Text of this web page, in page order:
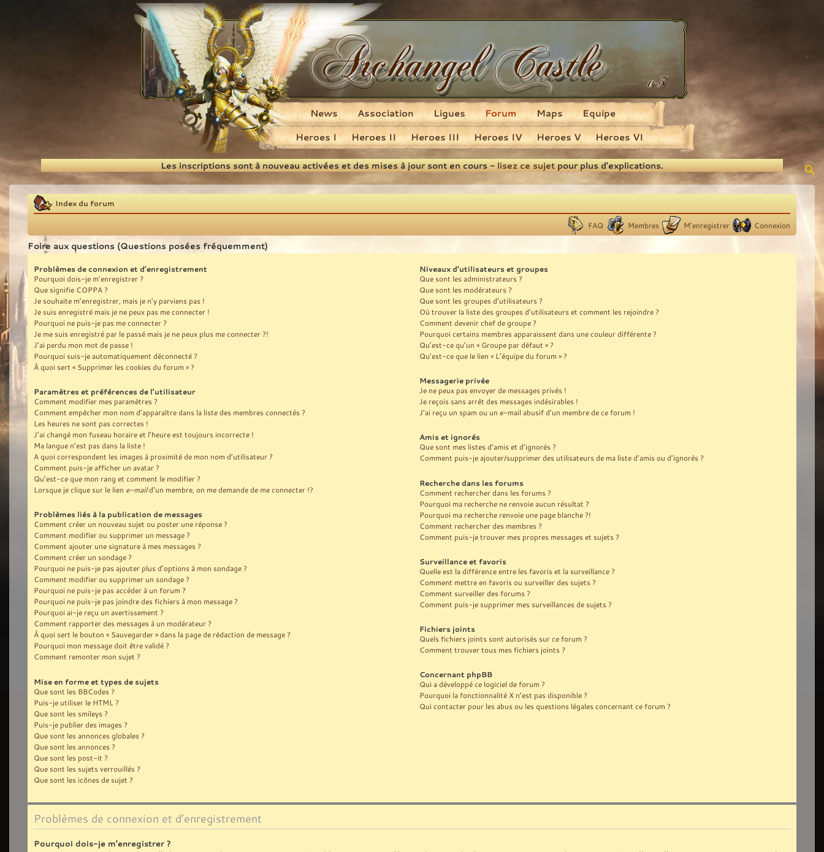
Recherche
Heroes I Heroes II Heroes III Heroes IV Heroes V Heroes VI
News Association Ligues Forum Maps Equipe
Les inscriptions sont à nouveau activées et des mises à jour sont en cours -lisez ce sujetpour plus d'explications.
Index du forum
FAQ Membres M’enregistrer Connexion
Foire aux questions (Questions posées fréquemment)
Problèmes de connexion et d’enregistrement
Pourquoi dois-je m’enregistrer ?
Que signifie COPPA ?
Je souhaite m’enregistrer, mais je n’y parviens pas !
Je suis enregistré mais je ne peux pas me connecter !
Pourquoi ne puis-je pas me connecter ?
Je me suis enregistré par le passé mais je ne peux plus me connecter ?!
J’ai perdu mon mot de passe !
Pourquoi suis-je automatiquement déconnecté ?
À quoi sert « Supprimer les cookies du forum » ?
Paramètres et préférences de l’utilisateur
Comment modifier mes paramètres ?
Comment empêcher mon nom d’apparaître dans la liste des membres connectés ?
Les heures ne sont pas correctes !
J’ai changé mon fuseau horaire et l’heure est toujours incorrecte !
Ma langue n’est pas dans la liste !
A quoi correspondent les images à proximité de mon nom d’utilisateur ?
Comment puis-je afficher un avatar ?
Qu’est-ce que mon rang et comment le modifier ?
Lorsque je clique sur le lien e-maild’un membre, on me demande de me connecter !?
Problèmes liés à la publication de messages
Comment créer un nouveau sujet ou poster une réponse ?
Comment modifier ou supprimer un message ?
Comment ajouter une signature à mes messages ?
Comment créer un sondage ?
Pourquoi ne puis-je pas ajouter plus d’options à mon sondage ?
Comment modifier ou supprimer un sondage ?
Pourquoi ne puis-je pas accéder à un forum ?
Pourquoi ne puis-je pas joindre des fichiers à mon message ?
Pourquoi ai-je reçu un avertissement ?
Comment rapporter des messages à un modérateur ?
À quoi sert le bouton « Sauvegarder » dans la page de rédaction de message ?
Pourquoi mon message doit être validé ?
Comment remonter mon sujet ?
Mise en forme et types de sujets
Que sont les BBCodes ?
Puis-je utiliser le HTML ?
Que sont les smileys ?
Puis-je publier des images ?
Que sont les annonces globales ?
Que sont les annonces ?
Que sont les post-it ?
Que sont les sujets verrouillés ?
Que sont les icônes de sujet ?
Niveaux d’utilisateurs et groupes
Que sont les administrateurs ?
Que sont les modérateurs ?
Que sont les groupes d’utilisateurs ?
Où trouver la liste des groupes d’utilisateurs et comment les rejoindre ?
Comment devenir chef de groupe ?
Pourquoi certains membres apparaissent dans une couleur différente ?
Qu’est-ce qu’un « Groupe par défaut » ?
Qu’est-ce que le lien « L’équipe du forum » ?
Messagerie privée
Je ne peux pas envoyer de messages privés !
Je reçois sans arrêt des messages indésirables !
J’ai reçu un spam ou un e-mail abusif d’un membre de ce forum !
Amis et ignorés
Que sont mes listes d’amis et d’ignorés ?
Comment puis-je ajouter/supprimer des utilisateurs de ma liste d’amis ou d’ignorés ?
Recherche dans les forums
Comment rechercher dans les forums ?
Pourquoi ma recherche ne renvoie aucun résultat ?
Pourquoi ma recherche renvoie une page blanche ?!
Comment rechercher des membres ?
Comment puis-je trouver mes propres messages et sujets ?
Surveillance et favoris
Quelle est la différence entre les favoris et la surveillance ?
Comment mettre en favoris ou surveiller des sujets ?
Comment surveiller des forums ?
Comment puis-je supprimer mes surveillances de sujets ?
Fichiers joints
Quels fichiers joints sont autorisés sur ce forum ?
Comment trouver tous mes fichiers joints ?
Concernant phpBB
Qui a développé ce logiciel de forum ?
Pourquoi la fonctionnalité X n’est pas disponible ?
Qui contacter pour les abus ou les questions légales concernant ce forum ?
Problèmes de connexion et d’enregistrement
Pourquoi dois-je m’enregistrer ?